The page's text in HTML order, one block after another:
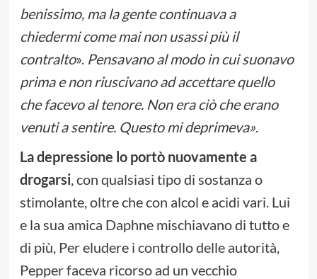
benissimo, ma la gente continuava a
chiedermi come mai non usassi più il
contralto». Pensavano al modo in cui suonavo
prima e non riuscivano ad accettare quello
che facevo al tenore. Non era ciò che erano
venuti a sentire. Questo mi deprimeva».
La depressione lo portò nuovamente a
drogarsi, con qualsiasi tipo di sostanza o
stimolante, oltre che con alcol e acidi vari. Lui
e la sua amica Daphne mischiavano di tutto e
di più, Per eludere i controllo delle autorità,
Pepper faceva ricorso ad un vecchio